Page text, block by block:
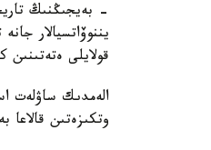
- بەيجىڭنىڭ
يننوۆاتسيالار
قولايلى
الەمدىك ساۋلەت
وتكىزەتىن قالاعا